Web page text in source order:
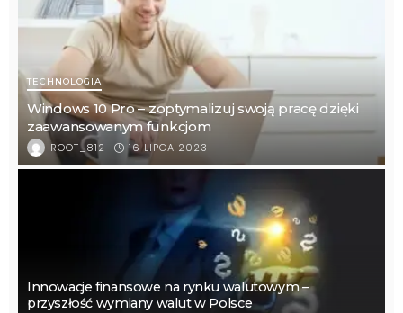
TECHNOLOGIA
Windows 10 Pro – zoptymalizuj swoją pracę dzięki
zaawansowanym funkcjom
ROOT_812 16 LIPCA 2023
Innowacje finansowe na rynku walutowym –
przyszłość wymiany walut w Polsce